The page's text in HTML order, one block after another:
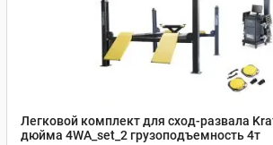
Легковой комплект для сход-развала
дюйма 4WA_set_2 грузоподъемность 4т